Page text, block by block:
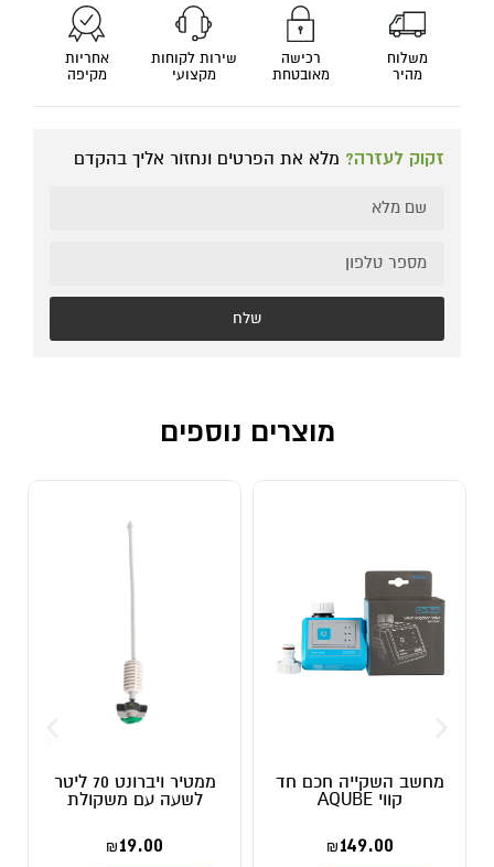
משלוח
מהיר
רכישה
מאובטחת
שירות לקוחות
מקצועי
אחריות
מקיפה
זקוק לעזרה? מלא את הפרטים ונחזור אליך בהקדם
שלח
מוצרים נוספים
מחשב השקייה חכם חד
קווי AQUBE
₪149.00
ממטיר ויברונט 70 ליטר
לשעה עם משקולת
₪19.00